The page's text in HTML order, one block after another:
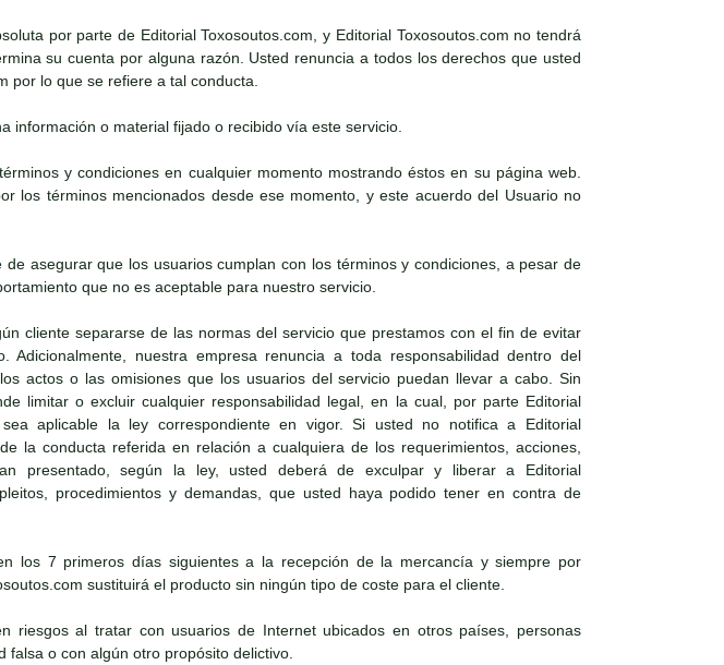
por parte de Editorial Toxosoutos.com, y Editorial Toxosoutos.com no tendrá
su cuenta por alguna razón. Usted renuncia a todos los derechos que usted
por lo que se refiere a tal conducta.
información o material fijado o recibido vía este servicio.
y condiciones en cualquier momento mostrando éstos en su página web.
los términos mencionados desde ese momento, y este acuerdo del Usuario no
asegurar que los usuarios cumplan con los términos y condiciones, a pesar de
que no es aceptable para nuestro servicio.
cliente separarse de las normas del servicio que prestamos con el fin de evitar
Adicionalmente, nuestra empresa renuncia a toda responsabilidad dentro del
actos o las omisiones que los usuarios del servicio puedan llevar a cabo. Sin
limitar o excluir cualquier responsabilidad legal, en la cual, por parte Editorial
aplicable la ley correspondiente en vigor. Si usted no notifica a Editorial
la conducta referida en relación a cualquiera de los requerimientos, acciones,
presentado, según la ley, usted deberá de exculpar y liberar a Editorial
procedimientos y demandas, que usted haya podido tener en contra de
los 7 primeros días siguientes a la recepción de la mercancía y siempre por
sustituirá el producto sin ningún tipo de coste para el cliente.
riesgos al tratar con usuarios de Internet ubicados en otros países, personas
o con algún otro propósito delictivo.